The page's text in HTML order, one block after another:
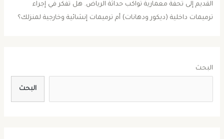
القديم إلى تحفة معمارية تواكب حداثة الرياض. ​هل تفكر في إجراء
ترميمات داخلية (ديكور ودهانات) أم ترميمات إنشائية وخارجية لمنزلك؟
البحث
البحث